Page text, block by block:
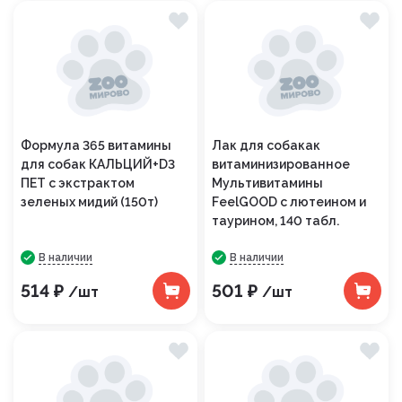
Формула 365 витамины
для собак КАЛЬЦИЙ+D3
ПЕТ с экстрактом
зеленых мидий (150т)
В наличии
514 ₽ /шт
Лак для собакак
витаминизированное
Мультивитамины
FeelGOOD с лютеином и
таурином, 140 табл.
В наличии
501 ₽ /шт